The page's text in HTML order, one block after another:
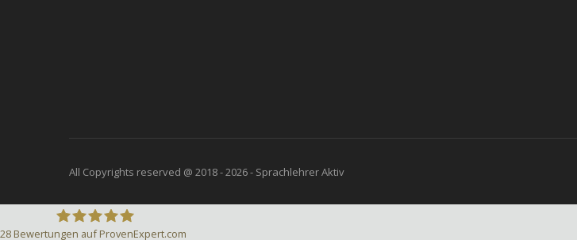
All Copyrights reserved @ 2018 - 2026 - Sprachlehrer Aktiv
28 Bewertungen auf ProvenExpert.com